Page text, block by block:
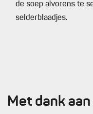
de soep alvorens te
selderblaadjes.
Met dank aan